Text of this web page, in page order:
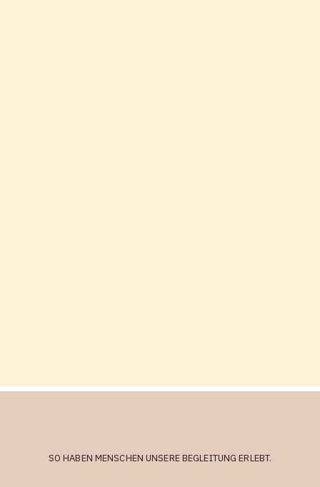
SO HABEN MENSCHEN UNSERE BEGLEITUNG ERLEBT.